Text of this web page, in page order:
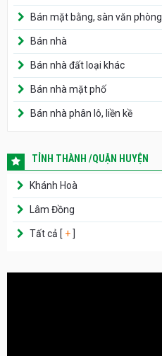
Bán mặt bằng, sàn văn phòng
Bán nhà
Bán nhà đất loại khác
Bán nhà mặt phố
Bán nhà phân lô, liền kề
TỈNH THÀNH /QUẬN HUYỆN
Khánh Hoà
Lâm Đồng
Tất cả [ + ]